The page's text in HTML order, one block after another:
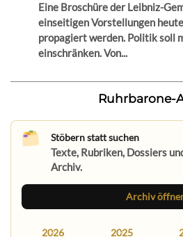
Eine Broschüre der Leibniz-
einseitigen Vorstellungen
propagiert werden. Politik soll
einschränken. Von...
Ruhrbarone-
Stöbern statt suchen
Texte, Rubriken, Dossiers
Archiv.
Archiv
2026 2025